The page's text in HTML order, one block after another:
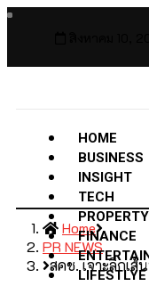
HOME
BUSINESS
INSIGHT
TECH
PROPERTY
FINANCE
LIFESTLYE
Home
PR NEWS
สคช. เจาะลึกเ